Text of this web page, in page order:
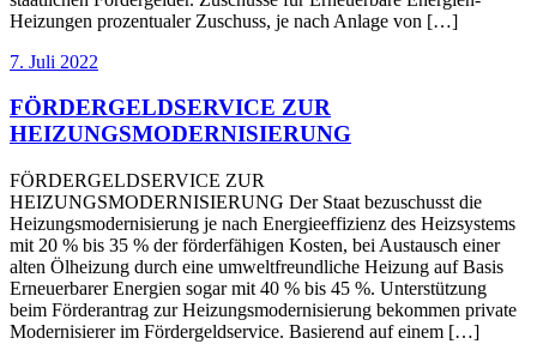
Heizungen prozentualer Zuschuss, je nach Anlage von […]
7. Juli 2022
FÖRDERGELDSERVICE ZUR
HEIZUNGSMODERNISIERUNG
FÖRDERGELDSERVICE ZUR
HEIZUNGSMODERNISIERUNG Der Staat bezuschusst die
Heizungsmodernisierung je nach Energieeffizienz des Heizsystems
mit 20 % bis 35 % der förderfähigen Kosten, bei Austausch einer
alten Ölheizung durch eine umweltfreundliche Heizung auf Basis
Erneuerbarer Energien sogar mit 40 % bis 45 %. Unterstützung
beim Förderantrag zur Heizungsmodernisierung bekommen private
Modernisierer im Fördergeldservice. Basierend auf einem […]